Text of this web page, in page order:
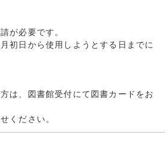
必要です。
日から使用しようとする日までに
、図書館受付にて図書カードをお
ください。